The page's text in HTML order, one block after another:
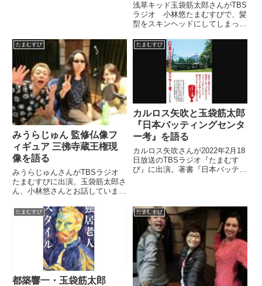
浅草キッド玉袋筋太郎さんがTBS
ラジオ 小林悠たまむすびで、髪
型をスキンヘッドにしてしまった
悠）午後1時になりました。みな
さん、こんちには。TBSアナウン
サーの小林悠です。（玉袋筋太
郎）この度は、私の軽率な行動
たまむすび
みうらじゅん 監修仏像フ
ィギュア 三彿寺蔵王権現
像を語る
みうらじゅんさんがTBSラジオ
たまむすびに出演。玉袋筋太郎さ
ん、小林悠さんとお話していまし
ィギュア 三彿寺蔵王権現像につ
いてです。（小林悠）そしてもう
1つ。みうらさんと言えばやっぱ
り、仏像ブームなんかを巻き起...
たまむすび
カルロス矢吹と玉袋筋太郎
『日本バッティングセンタ
ー考』を語る
カルロス矢吹さんが2022年2月18
日放送のTBSラジオ『たまむす
び』に出演。著書『日本バッティ
たまむすび
都築響一・玉袋筋太郎
たまむすび